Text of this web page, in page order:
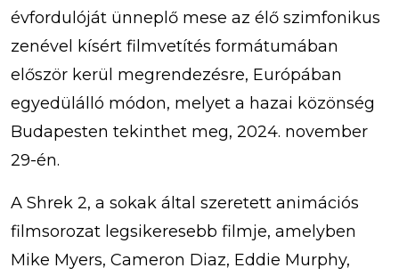
évfordulóját ünneplő mese az élő szimfonikus
zenével kísért filmvetítés formátumában
először kerül megrendezésre, Európában
egyedülálló módon, melyet a hazai közönség
Budapesten tekinthet meg, 2024. november
29-én.
A Shrek 2, a sokak által szeretett animációs
filmsorozat legsikeresebb filmje, amelyben
Mike Myers, Cameron Diaz, Eddie Murphy,